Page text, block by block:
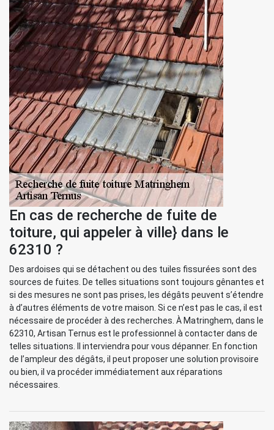
En cas de recherche de fuite de
toiture, qui appeler à ville} dans le
62310 ?
Des ardoises qui se détachent ou des tuiles fissurées sont des
sources de fuites. De telles situations sont toujours gênantes et
si des mesures ne sont pas prises, les dégâts peuvent s’étendre
à d’autres éléments de votre maison. Si ce n’est pas le cas, il est
nécessaire de procéder à des recherches. À Matringhem, dans le
62310, Artisan Ternus est le professionnel à contacter dans de
telles situations. Il interviendra pour vous dépanner. En fonction
de l’ampleur des dégâts, il peut proposer une solution provisoire
ou bien, il va procéder immédiatement aux réparations
nécessaires.